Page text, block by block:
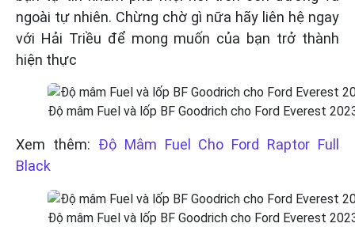
ngoài tự nhiên. Chừng chờ gì nữa hãy liên hệ ngay
với Hải Triều để mong muốn của bạn trở thành
hiện thực
Độ mâm Fuel và lốp BF Goodrich cho Ford Everest
Xem thêm: Độ Mâm Fuel Cho Ford Raptor Full
Black
Độ mâm Fuel và lốp BF Goodrich cho Ford Everest